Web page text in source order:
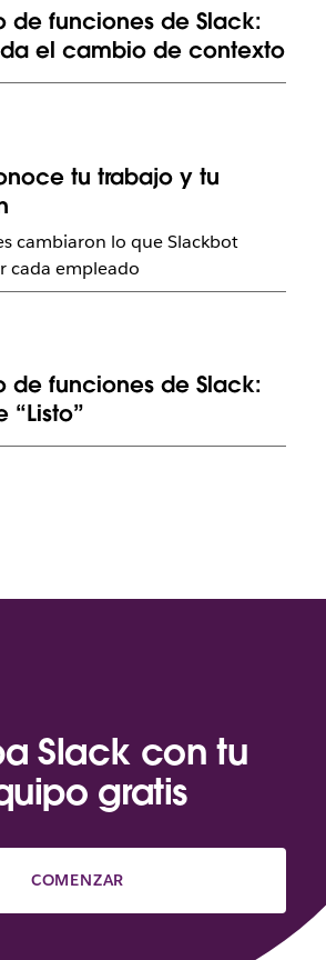
de funciones de Slack:
el cambio de contexto
tu trabajo y tu
cambiaron lo que Slackbot
cada empleado
de funciones de Slack:
“Listo”
Slack con tu
gratis
COMENZAR